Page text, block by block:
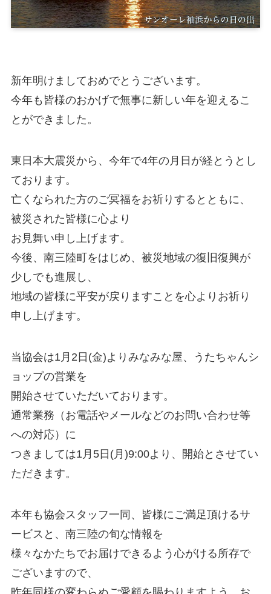
新年明けましておめでとうございます。
今年も皆様のおかげで無事に新しい年を迎えるこ
とができました。
東日本大震災から、今年で4年の月日が経とうとし
ております。
亡くなられた方のご冥福をお祈りするとともに、
被災された皆様に心より
お見舞い申し上げます。
今後、南三陸町をはじめ、被災地域の復旧復興が
少しでも進展し、
地域の皆様に平安が戻りますことを心よりお祈り
申し上げます。
当協会は1月2日(金)よりみなみな屋、うたちゃんシ
ョップの営業を
開始させていただいております。
通常業務（お電話やメールなどのお問い合わせ等
への対応）に
つきましては1月5日(月)9:00より、開始とさせてい
ただきます。
本年も協会スタッフ一同、皆様にご満足頂けるサ
ービスと、南三陸の旬な情報を
様々なかたちでお届けできるよう心がける所存で
ございますので、